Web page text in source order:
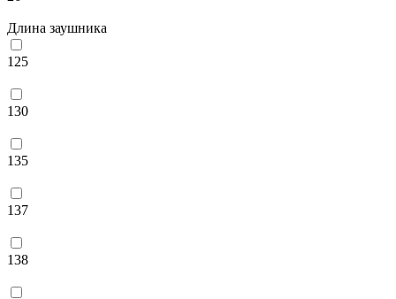
Длина заушника
125
130
135
137
138